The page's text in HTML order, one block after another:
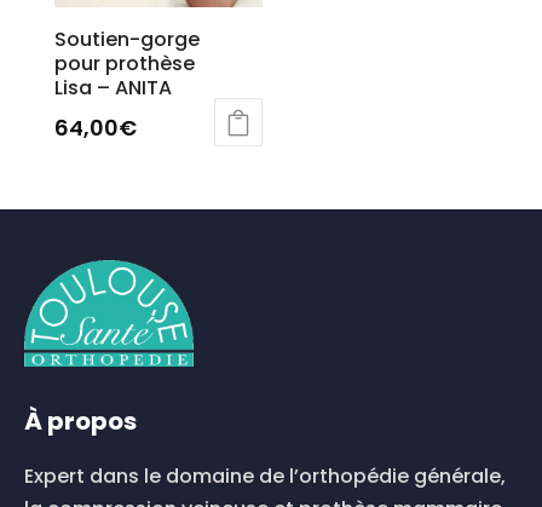
Soutien-gorge
pour prothèse
Lisa – ANITA
64,00€
a
variations.
Les
options
peuvent
être
sur
page
À propos
Expert dans le domaine de l’orthopédie générale,